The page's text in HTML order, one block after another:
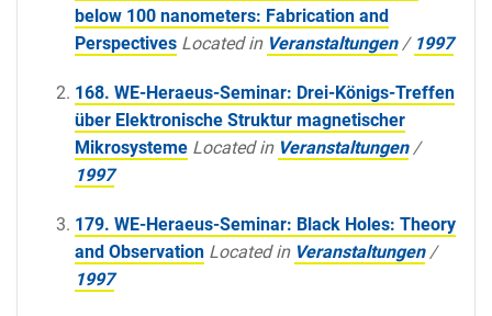
below 100 nanometers: Fabrication and
Perspectives Located in Veranstaltungen / 1997
168. WE-Heraeus-Seminar: Drei-Königs-Treffen
über Elektronische Struktur magnetischer
Mikrosysteme Located in Veranstaltungen /
1997
179. WE-Heraeus-Seminar: Black Holes: Theory
and Observation Located in Veranstaltungen /
1997